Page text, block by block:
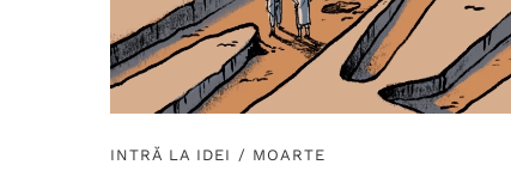
INTRĂ LA IDEI / MOARTE